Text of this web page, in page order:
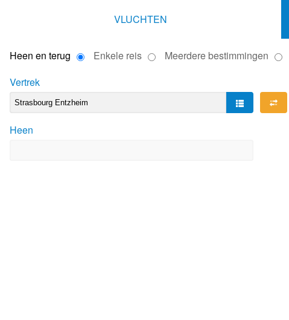
VLUCHTEN
Heen en terug Enkele reis
Meerdere bestimmingen
Vertrek
Heen